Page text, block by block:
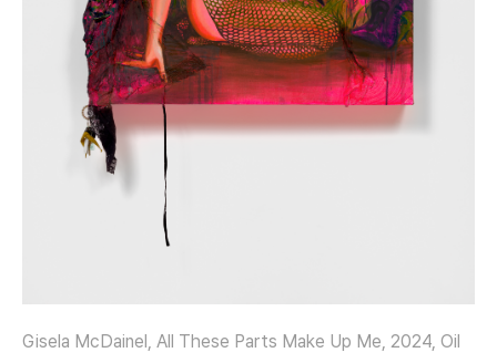
Gisela McDainel, All These Parts Make Up Me, 2024, Oil